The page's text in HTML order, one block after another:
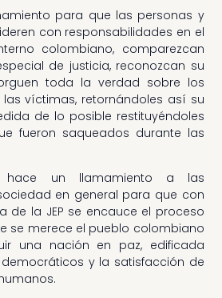
para que las personas y
con responsabilidades en el
colombiano, comparezcan
de justicia, reconozcan su
toda la verdad sobre los
víctimas, retornándoles así su
de lo posible restituyéndoles
fueron saqueados durante las
hace un llamamiento a las
en general para que con
de la JEP se encauce el proceso
se merece el pueblo colombiano
una nación en paz, edificada
y la satisfacción de